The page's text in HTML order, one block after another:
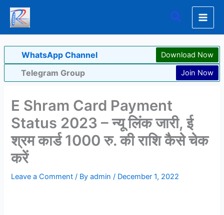
Skip
content
Search
WhatsApp Channel Download Now
Telegram Group Join Now
E Shram Card Payment
Status 2023 – न्यू लिंक जारी, ई
श्रम कार्ड 1000 रु. की राशि कैसे चेक
करें
Leave a Comment / Byadmin/ December 1, 2022